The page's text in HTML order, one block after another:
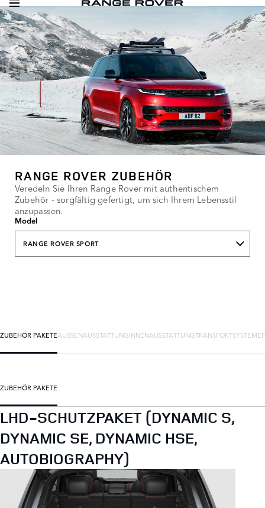
RANGE ROVER ZUBEHÖR
Veredeln Sie Ihren Range Rover mit authentischem
Zubehör - sorgfältig gefertigt, um sich Ihrem Lebensstil
anzupassen.
Model
RANGE ROVER SPORT
ZUBEHÖR PAKETEAUSSENAUSSTATTUNG INNENAUSSTATTUNGTRANSPORTSYSTEME
ZUBEHÖR PAKETE
LHD-SCHUTZPAKET (DYNAMIC S,
DYNAMIC SE, DYNAMIC HSE,
AUTOBIOGRAPHY)